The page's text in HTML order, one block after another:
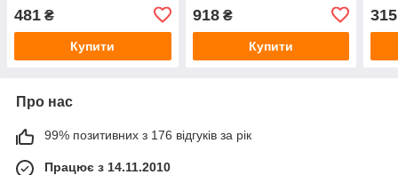
481 ₴
Купити
918₴
Купити
315
Про нас
99% позитивних з 176 відгуків за рік
Працює з 14.11.2010